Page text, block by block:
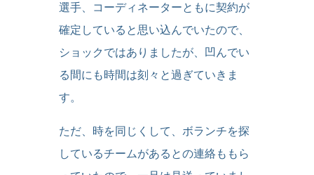
選手、コーディネーターともに契約が
確定していると思い込んでいたので、
ショックではありましたが、凹んでい
る間にも時間は刻々と過ぎていきま
す。
ただ、時を同じくして、ボランチを探
しているチームがあるとの連絡ももら